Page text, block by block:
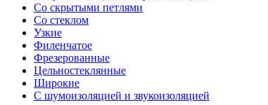
Со скрытыми петлями
Со стеклом
Узкие
Филенчатое
Фрезерованные
Цельностеклянные
Широкие
С шумоизоляцией и звукоизоляцией